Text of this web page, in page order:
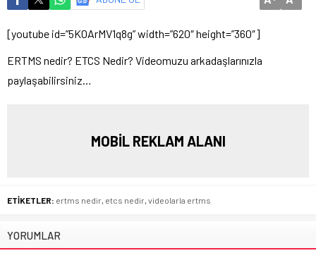
[youtube id=”5K0ArMV1q8g” width=”620″ height=”360″]
ERTMS nedir? ETCS Nedir? Videomuzu arkadaşlarınızla
paylaşabilirsiniz…
MOBİL REKLAM ALANI
ETİKETLER: ertms nedir etcs nedir videolarla ertms
YORUMLAR